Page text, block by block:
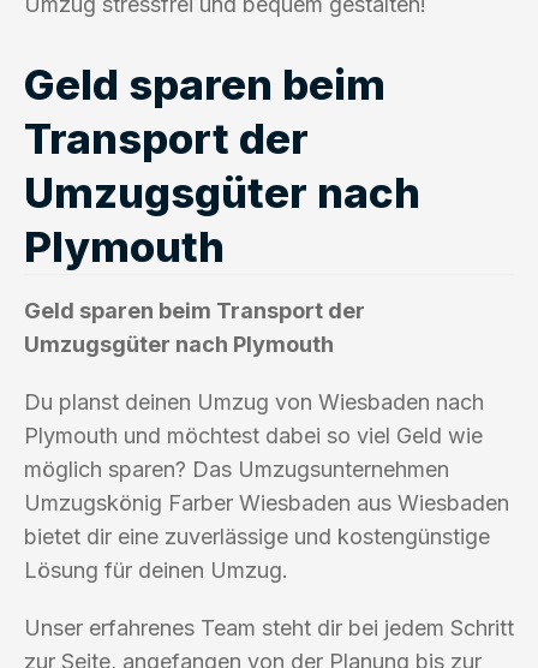
Geld sparen beim
Transport der
Umzugsgüter nach
Plymouth
Geld sparen beim Transport der
Umzugsgüter nach Plymouth
Du planst deinen Umzug von Wiesbaden nach
Plymouth und möchtest dabei so viel Geld wie
möglich sparen? Das Umzugsunternehmen
Umzugskönig Farber Wiesbaden aus Wiesbaden
bietet dir eine zuverlässige und kostengünstige
Lösung für deinen Umzug.
Unser erfahrenes Team steht dir bei jedem Schritt
zur Seite, angefangen von der Planung bis zur